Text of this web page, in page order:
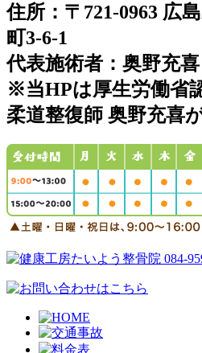
住所：〒721-0963 広
町3-6-1
代表施術者：奥野充喜
※当HPは厚生労働省
柔道整復師 奥野充喜